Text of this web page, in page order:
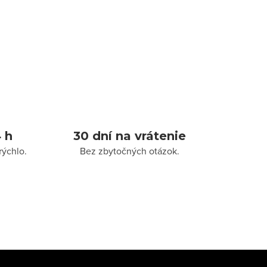
h 30 dní na vrátenie
Bez zbytočných otázok.